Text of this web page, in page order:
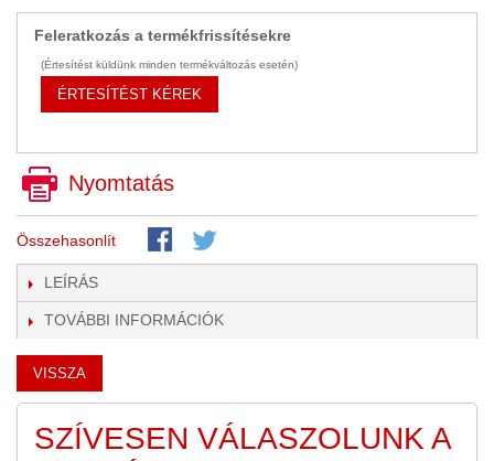
GYORSKAPU
HAJTÓMŰVEK (9)
HIDRAULIKA
HOMOGENIZÁTOR
HŰTÉS, FOLYADÉKHŰTŐK
HŰTVESZÁRÍTÓ (6)
HULLADÉKKEZELÉS
KÁBEL BLANKOLÓ GÉP
KAPCSOLÓSZEKRÉNY (1)
Feleratkozás a termékfrissítésekre
(Értesítést küldünk minden termékváltozás esetén)
ÉRTESÍTÉST KÉREK
Nyomtatás
Összehasonlít
LEÍRÁS
TOVÁBBI INFORMÁCIÓK
VISSZA
SZÍVESEN VÁLASZOLUNK A